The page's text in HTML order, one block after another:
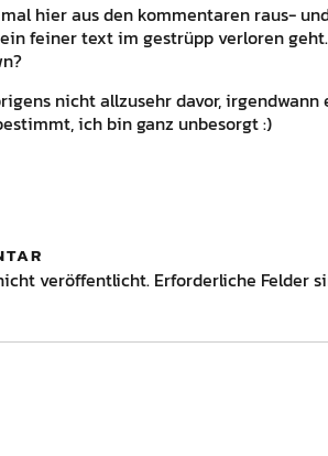
hier aus den kommentaren raus-
feiner text im gestrüpp verloren
nicht allzusehr davor, irgendwann
ich bin ganz unbesorgt :)
veröffentlicht. Erforderliche Felder